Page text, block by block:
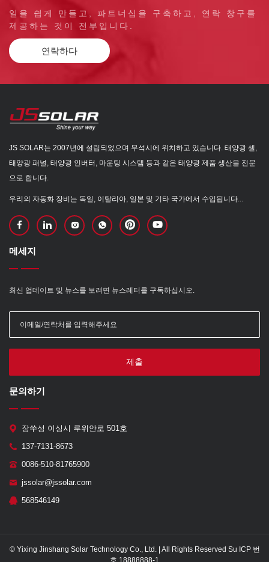
일을 쉽게 만들고, 파트너십을 구축하고, 연락 창구를
제공하는 것이 전부입니다.
연락하다
JS SOLAR는 2007년에 설립되었으며 무석시에 위치하고 있습니다. 태양광 셀,
태양광 패널, 태양광 인버터, 마운팅 시스템 등과 같은 태양광 제품 생산을 전문
으로 합니다.
우리의 자동화 장비는 독일, 이탈리아, 일본 및 기타 국가에서 수입됩니다...
메세지
최신 업데이트 및 뉴스를 보려면 뉴스레터를 구독하십시오.
제출
문의하기
장쑤성 이싱시 루위안로 501호
137-7131-8673
0086-510-81765900
jssolar@jssolar.com
568546149
© Yixing Jinshang Solar Technology Co., Ltd. | All Rights Reserved Su ICP 번
호 18888888-1